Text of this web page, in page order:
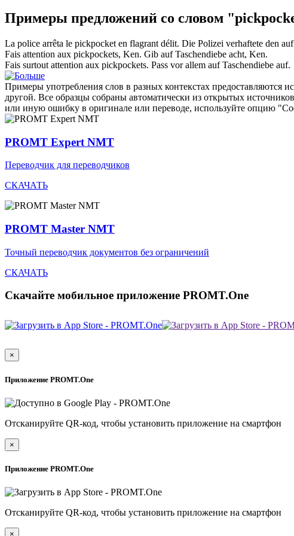
Примеры предложений со словом
La police arrêta le pickpocket en flagrant délit. Die Polizei verhaftete den
Fais attention aux pickpockets, Ken. Gib aufTaschendiebe acht, Ken.
Fais surtout attention aux pickpockets. Pass vor allem aufTaschendiebe auf.
Примеры употребления слов в разных контекстах предоставляются
другой. Все образцы собраны автоматически из открытых
или иную ошибку в оригинале или переводе, используйте опцию
PROMT Expert NMT
Переводчик для переводчиков
СКАЧАТЬ
PROMT Master NMT
Точный переводчик документов без ограничений
СКАЧАТЬ
Скачайте мобильное приложение PROMT.One
×
Приложение PROMT.One
Отсканируйте QR-код, чтобы установить приложение на смартфон
×
Приложение PROMT.One
Отсканируйте QR-код, чтобы установить приложение на смартфон
×